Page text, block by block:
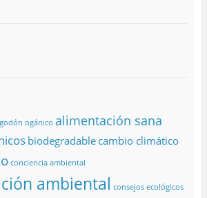
ogánico alimentación sana
biodegradable cambio climático
conciencia ambiental
ambiental consejos ecológicos